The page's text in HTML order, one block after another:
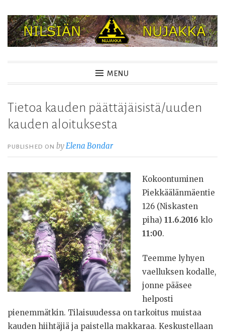
Skip
content
NILSIÄN NUJAKKA
MENU
Tietoa kauden päättäjäisistä/uuden
kauden aloituksesta
PUBLISHED ONby Elena Bondar
Kokoontuminen
Piekkäälänmäentie
126 (Niskasten
piha) 11.6.2016 klo
11:00.
Teemme lyhyen
vaelluksen kodalle,
jonne pääsee
helposti
pienemmätkin. Tilaisuudessa on tarkoitus muistaa
kauden hiihtäjiä ja paistella makkaraa. Keskustellaan